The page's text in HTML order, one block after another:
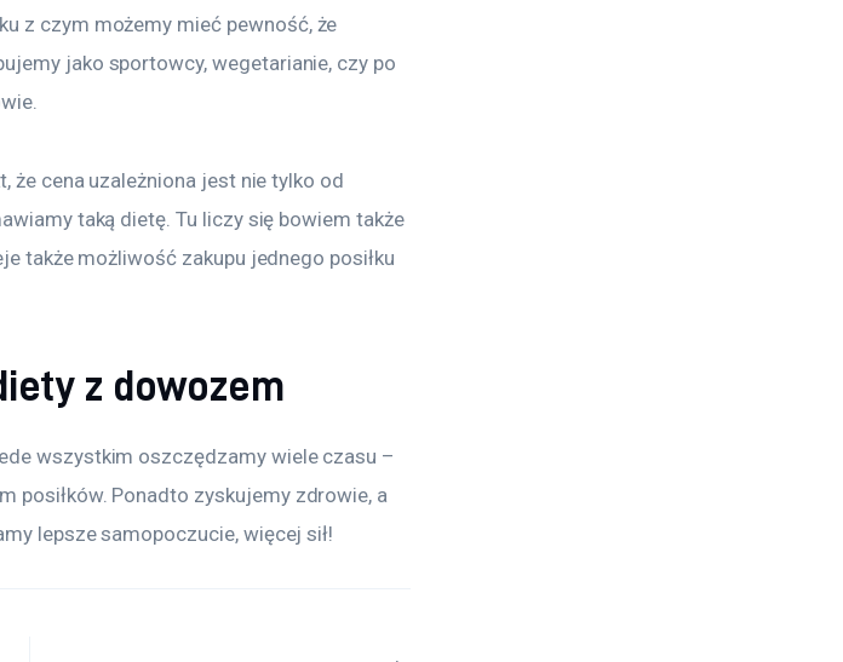
z czym możemy mieć pewność, że
jako sportowcy, wegetarianie, czy po
cena uzależniona jest nie tylko od
taką dietę. Tu liczy się bowiem także
także możliwość zakupu jednego posiłku
z dowozem
wszystkim oszczędzamy wiele czasu –
posiłków. Ponadto zyskujemy zdrowie, a
lepsze samopoczucie, więcej sił!